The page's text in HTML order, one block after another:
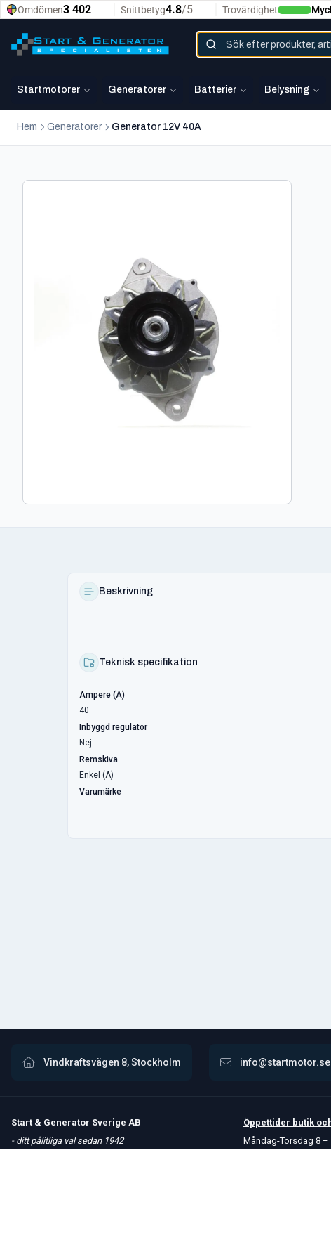
Startmotorer Generatorer Batterier Belysning
Hem Generatorer Generator 12V 40A
Beskrivning
Teknisk specifikation
Ampere (A)
40
Inbyggd regulator
Nej
Remskiva
Enkel (A)
Varumärke
Vindkraftsvägen 8, Stockholm info@startmotor.se
Start & Generator Sverige AB
- ditt pålitliga val sedan 1942
Öppettider butik
Måndag-Torsdag 8 –